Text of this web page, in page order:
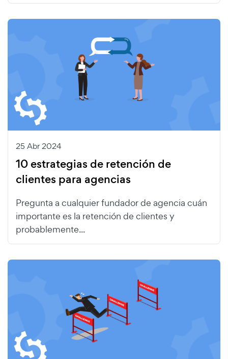
25 Abr 2024
10 estrategias de retención de
clientes para agencias
Pregunta a cualquier fundador de agencia cuán
importante es la retención de clientes y
probablemente...